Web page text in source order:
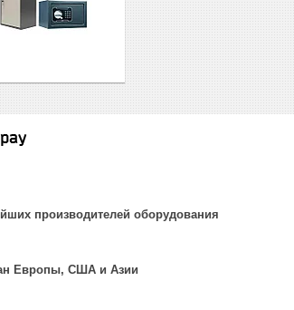
производителей оборудования
Европы, США и Азии